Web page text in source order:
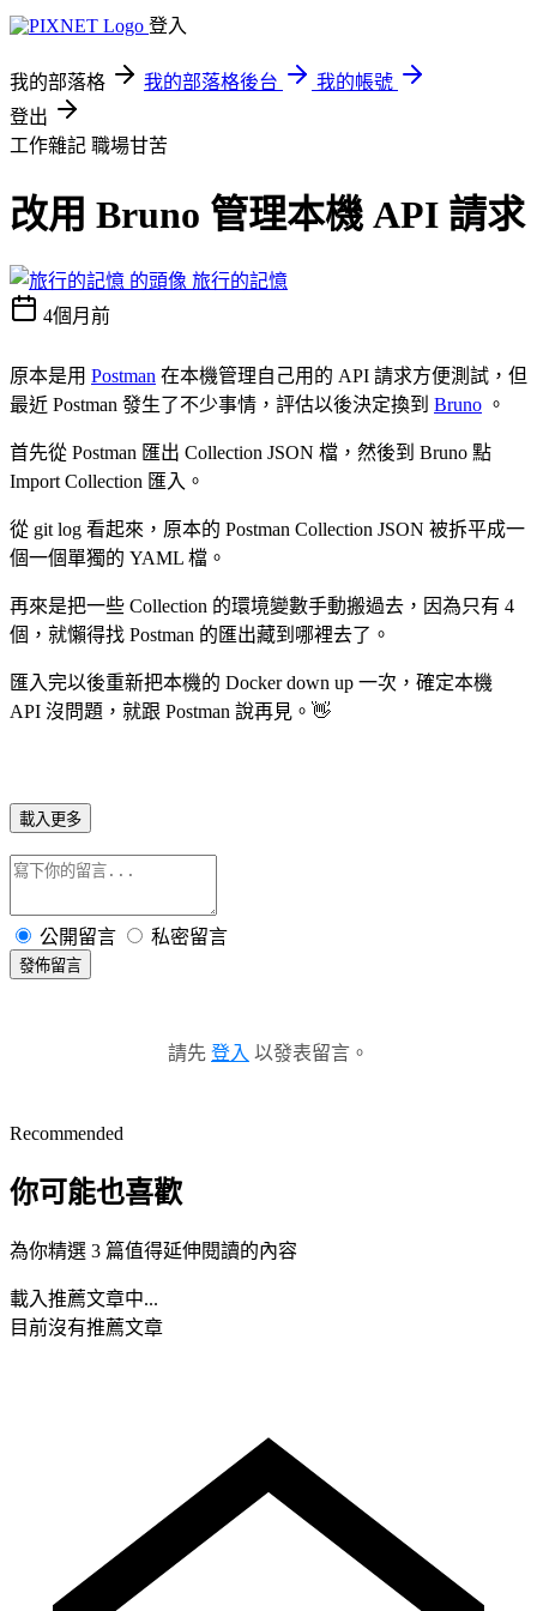
登入
我的部落格 我的部落格後台
我的帳號
登出
工作雜記 職場甘苦
改用 Bruno 管理本機 API 請求
旅行的記憶
4個月前
原本是用 Postman 在本機管理自己用的 API 請求方便測試，但
最近 Postman 發生了不少事情，評估以後決定換到 Bruno 。
首先從 Postman 匯出 Collection JSON 檔，然後到 Bruno 點
Import Collection 匯入。
從 git log 看起來，原本的 Postman Collection JSON 被拆平成一
個一個單獨的 YAML 檔。
再來是把一些 Collection 的環境變數手動搬過去，因為只有 4
個，就懶得找 Postman 的匯出藏到哪裡去了。
匯入完以後重新把本機的 Docker down up 一次，確定本機
API 沒問題，就跟 Postman 說再見。👋
載入更多
公開留言 私密留言
發佈留言
請先 登入 以發表留言。
Recommended
你可能也喜歡
為你精選 3 篇值得延伸閱讀的內容
載入推薦文章中...
目前沒有推薦文章